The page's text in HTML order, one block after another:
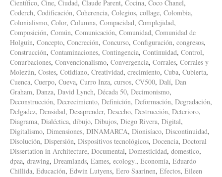
Científico, Cine, Ciudad, Claude Parent, Cocina, Coco Chanel,
Coderch, Codificación, Coherencia, Colegios, collage, Colombia,
Colonialismo, Color, Columna, Compacidad, Complejidad,
Composición, Común, Comunicación, Comunidad, Comunidad de
Holguín, Concepto, Concreción, Concurso, Configuración, congresos,
Construcción, Contaminaciones, Contingencia, Continuidad, Control,
Conurbaciones, Convencionalismo, Convergencia, Corrales, Corrales y
Molezún, Costes, Cotidiano, Creatividad, crecimiento, Cuba, Cubierta,
Cuenca, Cuerpo, Cueva, Curro Inza, cursos, CV500, Dalí, Dan
Graham, Danza, David Lynch, Década 50, Decimonismo,
Deconstrucción, Decrecimiento, Definición, Deformación, Degradación,
Delgadez, Densidad, Desaprender, Desecho, Destrucción, Deterioro,
Diagrama, Dialéctica, dibujo, Dibujos, Diego Rivera, Digital,
Digitalismo, Dimensiones, DINAMARCA, Dionisíaco, Discontinuidad,
Disolución, Dispersión, Dispositivos tecnológicos, Docencia, Doctoral
Dissertation in Architecture, Documental, Domesticidad, domestico,
dpaa, drawing, Dreamlands, Eames, ecology., Economía, Eduardo
Chillida, Educación, Edwin Lutyens, Eero Saarinen, Efectos, Eileen